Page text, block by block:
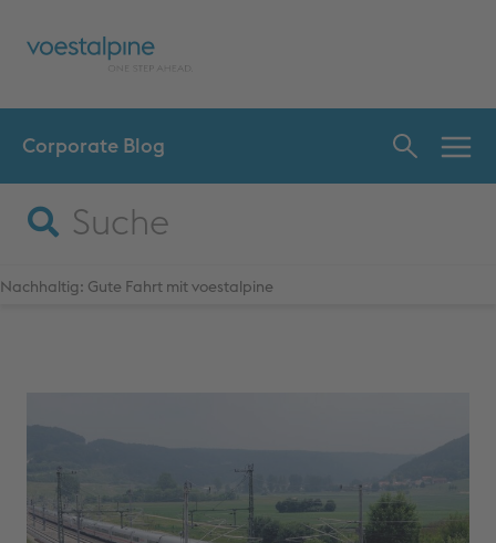
Corporate Blog
Nachhaltig: Gute Fahrt mit voestalpine